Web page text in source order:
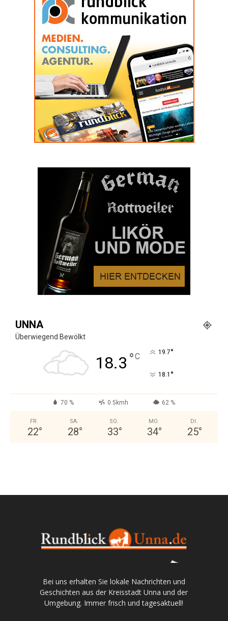
UNNA
Überwiegend Bewölkt
18.3 °C 19.7°
18.1 °
70 % 0.5kmh 62 %
FR.
22°
SA.
28°
SO.
33°
MO.
34°
DI.
25°
Bei uns erhalten Sie lokale Nachrichten und
Geschichten aus der Kreisstadt Unna und der
Umgebung. Immer frisch und tagesaktuell!